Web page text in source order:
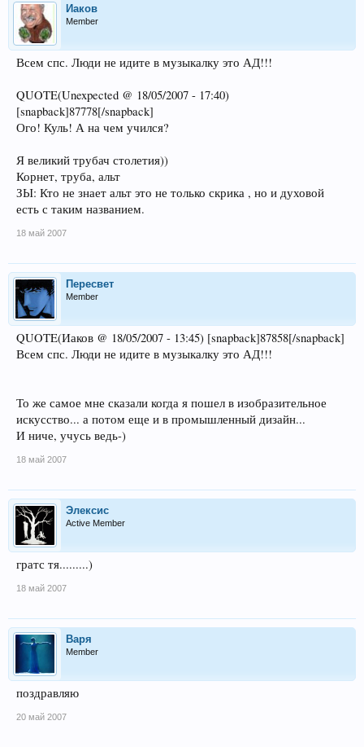
Иаков
Member
Всем спс. Люди не идите в музыкалку это АД!!!
QUOTE(Unexpected @ 18/05/2007 - 17:40)
[snapback]87778[/snapback]
Ого! Куль! А на чем учился?
Я великий трубач столетия))
Корнет, труба, альт
ЗЫ: Кто не знает альт это не только скрика , но и духовой
есть с таким названием.
18 май 2007
Пересвет
Member
QUOTE(Иаков @ 18/05/2007 - 13:45) [snapback]87858[/snapback]
Всем спс. Люди не идите в музыкалку это АД!!!
То же самое мне сказали когда я пошел в изобразительное
искусство... а потом еще и в промышленный дизайн...
И ниче, учусь ведь-)
18 май 2007
Элексис
Active Member
гратс тя.........)
18 май 2007
Варя
Member
поздравляю
20 май 2007